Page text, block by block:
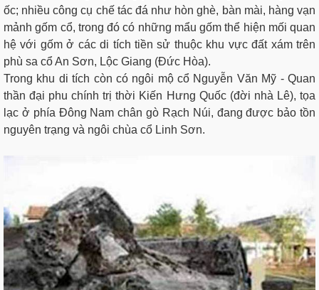
ốc; nhiều công cụ chế tác đá như hòn ghè, bàn mài, hàng vạn
mảnh gốm cổ, trong đó có những mẩu gốm thể hiện mối quan
hệ với gốm ở các di tích tiền sử thuộc khu vực đất xám trên
phù sa cổ An Sơn, Lộc Giang (Đức Hòa).
Trong khu di tích còn có ngôi mộ cổ Nguyễn Văn Mỹ - Quan
thần đại phu chính trị thời Kiến Hưng Quốc (đời nhà Lê), tọa
lạc ở phía Đông Nam chân gò Rạch Núi, đang được bảo tồn
nguyên trạng và ngôi chùa cổ Linh Sơn.